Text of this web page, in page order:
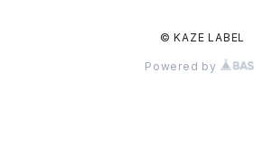
© KAZE LABEL
Powered by